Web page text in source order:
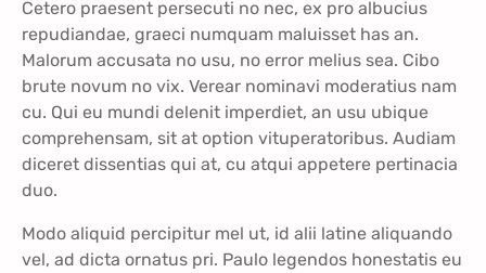
Cetero praesent persecuti no nec, ex pro albucius
repudiandae, graeci numquam maluisset has an.
Malorum accusata no usu, no error melius sea. Cibo
brute novum no vix. Verear nominavi moderatius nam
cu. Qui eu mundi delenit imperdiet, an usu ubique
comprehensam, sit at option vituperatoribus. Audiam
diceret dissentias qui at, cu atqui appetere pertinacia
duo.
Modo aliquid percipitur mel ut, id alii latine aliquando
vel, ad dicta ornatus pri. Paulo legendos honestatis eu